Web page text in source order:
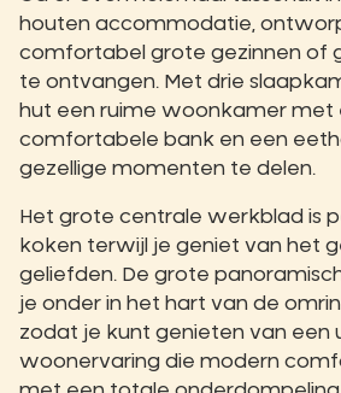
houten accommodatie,
comfortabel grote gezinnen of
te ontvangen. Met drie
hut een ruime woonkamer met
comfortabele bank en een
gezellige momenten te delen.
Het grote centrale werkblad is
koken terwijl je geniet van het
geliefden. De grote
je onder in het hart van de
zodat je kunt genieten van een
woonervaring die modern